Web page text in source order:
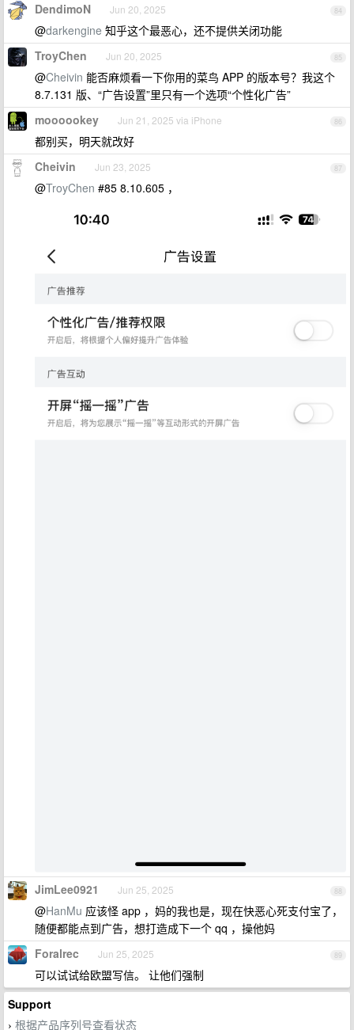
84
DendimoN Jun 20, 2025
@darkengine 知乎这个最恶心，还不提供关闭功能
85
TroyChen Jun 20, 2025
@Cheivin 能否麻烦看一下你用的菜鸟 APP 的版本号？我这个
8.7.131 版、“广告设置”里只有一个选项“个性化广告”
86
moooookey Jun 21, 2025 via iPhone
都别买，明天就改好
87
Cheivin Jun 23, 2025
@TroyChen #85 8.10.605 ，
88
JimLee0921 Jun 25, 2025
@HanMu 应该怪 app ，妈的我也是，现在快恶心死支付宝了，
随便都能点到广告，想打造成下一个 qq ，操他妈
89
Foralrec Jun 25, 2025
可以试试给欧盟写信。 让他们强制
Support
› 根据产品序列号查看状态